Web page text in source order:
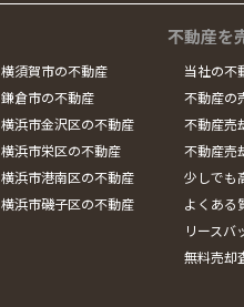
横須賀市の不動産
鎌倉市の不動産
横浜市金沢区の不動産
横浜市栄区の不動産
横浜市港南区の不動産
横浜市磯子区の不動産
不動産を
当社の不
不動産の
不動産売
不動産売
少しでも
よくある
リースバ
無料売却